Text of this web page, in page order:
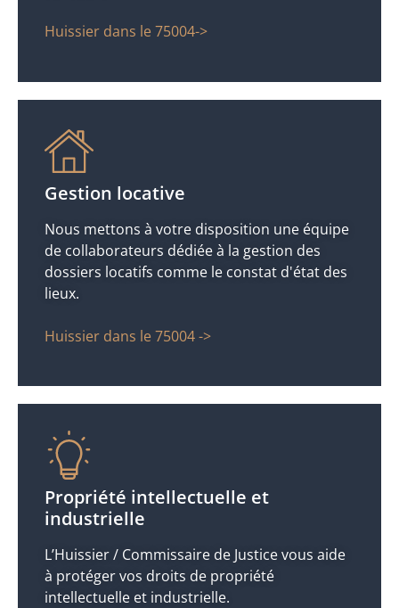
Huissier dans le 75004->
Gestion locative
Nous mettons à votre disposition une équipe
de collaborateurs dédiée à la gestion des
dossiers locatifs comme le constat d'état des
lieux.
Huissier dans le 75004 ->
Propriété intellectuelle et
industrielle
L’Huissier / Commissaire de Justice vous aide
à protéger vos droits de propriété
intellectuelle et industrielle.